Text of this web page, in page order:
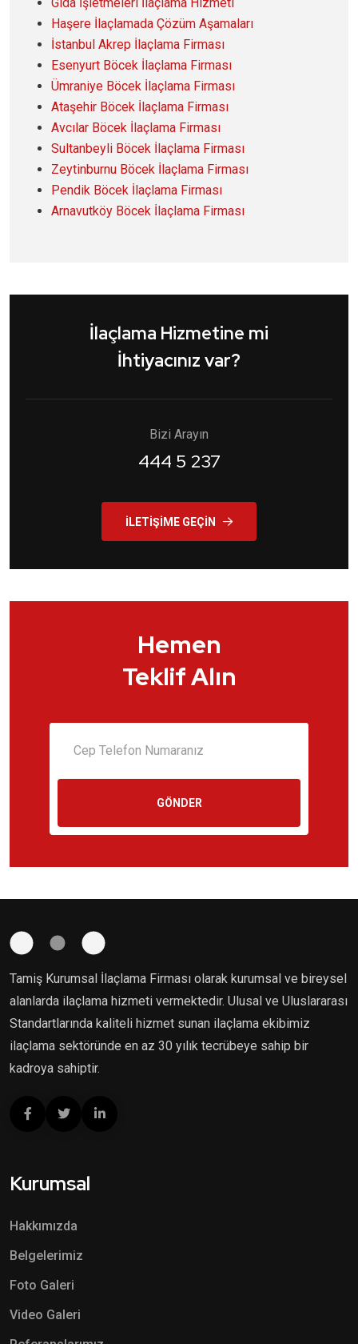
Haşere İlaçlamada Çözüm Aşamaları
İstanbul Akrep İlaçlama Firması
Esenyurt Böcek İlaçlama Firması
Ümraniye Böcek İlaçlama Firması
Ataşehir Böcek İlaçlama Firması
Avcılar Böcek İlaçlama Firması
Sultanbeyli Böcek İlaçlama Firması
Zeytinburnu Böcek İlaçlama Firması
Pendik Böcek İlaçlama Firması
Arnavutköy Böcek İlaçlama Firması
İlaçlama Hizmetine mi
İhtiyacınız var?
Bizi Arayın
444 5 237
İLETIŞIME GEÇIN
Hemen
Teklif Alın
GÖNDER
Tamiş Kurumsal İlaçlama Firması olarak kurumsal ve bireysel
alanlarda ilaçlama hizmeti vermektedir. Ulusal ve Uluslararası
Standartlarında kaliteli hizmet sunan ilaçlama ekibimiz
ilaçlama sektöründe en az 30 yılık tecrübeye sahip bir
kadroya sahiptir.
Kurumsal
Hakkımızda
Belgelerimiz
Foto Galeri
Video Galeri